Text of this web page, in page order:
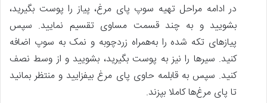
در ادامه مراحل تهیه سوپ پای مرغ، پیاز را پوست بگیرید،
بشویید و به چند قسمت مساوی تقسیم نمایید. سپس
پیازهای تکه شده را به‌همراه زردچوبه و نمک به سوپ اضافه
کنید. سیرها را نیز به پوست بگیرید، بشویید و از وسط نصف
کنید. سپس به قابلمه حاوی پای مرغ بیفزایید و منتظر بمانید
تا پای مرغ‌ها کاملا بپزند.